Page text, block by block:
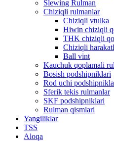
Slewing Rulman
Chiziqli rulmanlar
Chiziqli vtulka
Hiwin chiziqli
THK chiziqli
Chiziqli
Ball vint
Kauchuk qoplamali
Bosish podshipniklari
Rod uchi
Sferik tekis rulmanlar
SKF podshipniklari
Rulman qismlari
Yangiliklar
TSS
Aloqa